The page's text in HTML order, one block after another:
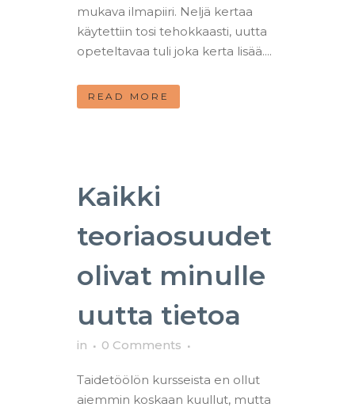
mukava ilmapiiri. Neljä kertaa
käytettiin tosi tehokkaasti, uutta
opeteltavaa tuli joka kerta lisää....
READ MORE
Kaikki
teoriaosuudet
olivat minulle
uutta tietoa
in 0 Comments
Taidetöölön kursseista en ollut
aiemmin koskaan kuullut, mutta